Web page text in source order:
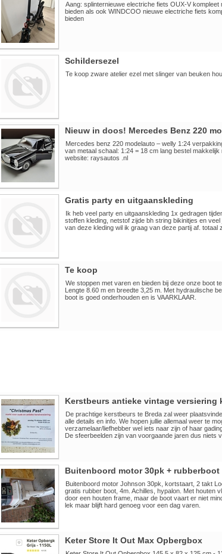
Aang: splinternieuwe electriche fiets OUX-V
bieden als ook WINDCOO nieuwe electriche fiets
bieden
Schildersezel
Te koop zware atelier ezel met slinger van beuken
Nieuw in doos! Mercedes Benz 220
Mercedes benz 220 modelauto – welly 1:24
van metaal schaal: 1:24 = 18 cm lang bestel
website: raysautos .nl
Gratis party en uitgaanskleding
Ik heb veel party en uitgaanskleding 1x gedragen
stoffen kleding, netstof zijde bh string bikinitjes en
van deze kleding wil ik graag van deze partij af. totaal
Te koop
We stoppen met varen en bieden bij deze onze boot
Lengte 8.60 m en breedte 3,25 m. Met hydraulische
boot is goed onderhouden en is VAARKLAAR.
Kerstbeurs antieke vintage versiering
De prachtige kerstbeurs te Breda zal weer
alle details en info. We hopen jullie allemaal weer te
verzamelaar/liefhebber wel iets naar zijn of haar
De sfeerbeelden zijn van voorgaande jaren dus niets
Buitenboord motor 30pk + rubberboot
Buitenboord motor Johnson 30pk, kortstaart, 2 takt
gratis rubber boot, 4m. Achilles, hypalon. Met houten
door een houten frame, maar de boot vaart er niet
lek maar blijft hard genoeg voor een dag varen.
Keter Store It Out Max Opbergbox